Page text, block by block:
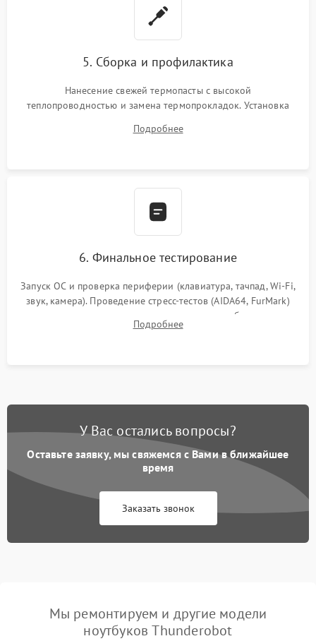
5. Сборка и профилактика
Нанесение свежей термопасты с высокой
теплопроводностью и замена термопрокладок. Установка
шлейфов, модулей памяти и накопителей. Предварительная
Подробнее
6. Финальное тестирование
Запуск ОС и проверка периферии (клавиатура, тачпад, Wi-Fi,
звук, камера). Проведение стресс-тестов (AIDA64, FurMark)
для контроля температурного режима и стабильности
системы под пиковой нагрузкой.
Подробнее
У Вас остались вопросы?
Оставьте заявку, мы свяжемся с Вами в ближайшее
время
Заказать звонок
Мы ремонтируем и другие модели
ноутбуков Thunderobot